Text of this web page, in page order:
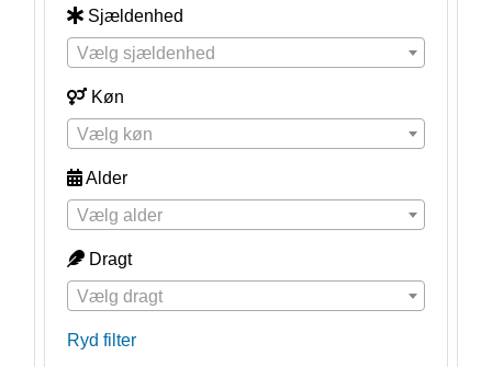
Sjældenhed
Vælg sjældenhed
Køn
Vælg køn
Alder
Vælg alder
Dragt
Vælg dragt
Ryd filter